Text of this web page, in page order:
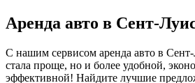
Аренда авто в Сент-
С нашим сервисом аренда авто в Сент-
стала проще, но и более удобной,
эффективной! Найдите лучшие